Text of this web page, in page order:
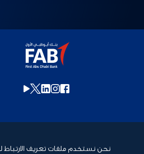
نحن نستخدم ملفات تعريف الارتباط